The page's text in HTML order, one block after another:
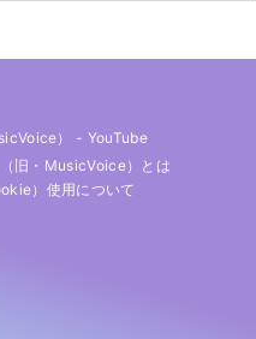
） - YouTube
旧・MusicVoice）とは
）使用について